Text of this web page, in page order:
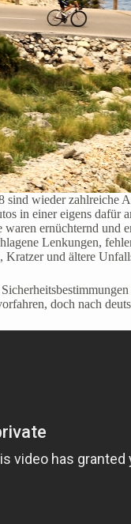
wieder zahlreiche
in einer eigens dafür
ernüchternd und
Lenkungen,
und ältere
doch nach